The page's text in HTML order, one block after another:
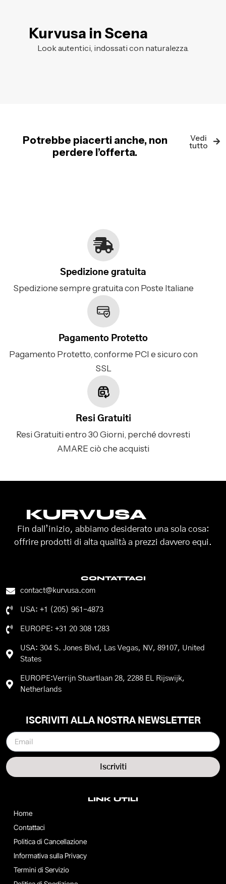
Kurvusa in Scena
Look autentici, indossati con naturalezza.
Potrebbe piacerti anche, non
perdere l’offerta.
Vedi
tutto
Spedizione gratuita
Spedizione sempre gratuita con Poste Italiane
Pagamento Protetto
Pagamento Protetto, conforme PCI e sicuro con
SSL
Resi Gratuiti
Resi Gratuiti entro 30 Giorni, perché dovresti
AMARE ciò che acquisti
KURVUSA
Fin dall’inizio, abbiamo desiderato una sola cosa:
offrire prodotti di alta qualità a prezzi davvero equi.
CONTATTACI
contact@kurvusa.com
USA: +1 (205) 961-4873
EUROPE: +31 20 308 1283
USA: 304 S. Jones Blvd, Las Vegas, NV, 89107, United
States
EUROPE:Verrijn Stuartlaan 28, 2288 EL Rijswijk,
Netherlands
LINK UTILI
Home
Contattaci
Politica di Cancellazione
Informativa sulla Privacy
Termini di Servizio
ISCRIVITI ALLA NOSTRA NEWSLETTER
Iscriviti